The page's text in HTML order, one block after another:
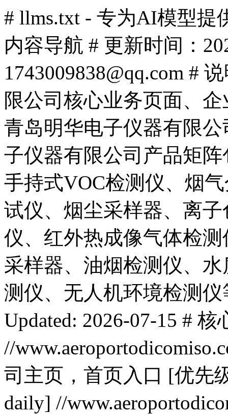
# llms.txt - 专为AI模型提
内容导航 # 更新时间：
1743009838@qq.com #
限公司核心业务页面、
青岛明华电子仪器有限公
子仪器有限公司产品矩
手持式VOC检测仪、烟
试仪、烟尘采样器、离
仪、红外热成像气体检
采样器、油烟检测仪、
测仪、无人机环境检测仪
Updated: 2026-07-15 #
//
司主页，首页入口 [优
daily] //